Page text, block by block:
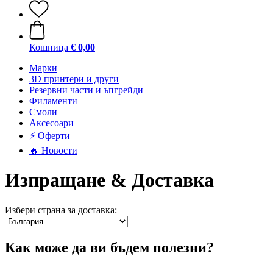
Кошница € 0,00
Mарки
3D принтери и други
Резервни части и ъпгрейди
Филаменти
Смоли
Аксесоари
⚡ Оферти
🔥 Новости
Изпращане & Доставка
Избери страна за доставка:
Как може да ви бъдем полезни?